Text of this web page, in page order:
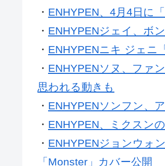
・ ENHYPEN、4月4日に
・ ENHYPENジェイ、ボ
・ ENHYPENニキ ジェニ
・ ENHYPENソヌ、ファ
思われる動きも
・ ENHYPENソンフン、
・ ENHYPEN、ミクスン
・ ENHYPENジョンウォ
「Monster」カバー公開